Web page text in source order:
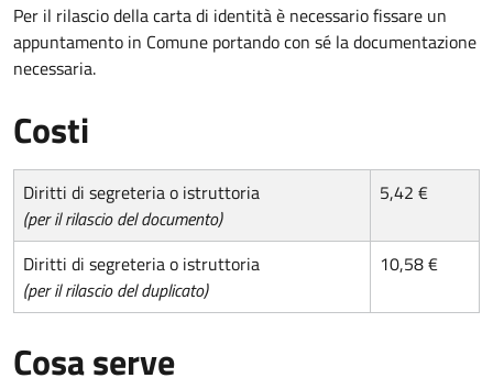
Per il rilascio della carta di identità è necessario fissare un
appuntamento in Comune portando con sé la documentazione
necessaria.
Costi
Diritti di segreteria o istruttoria
(per il rilascio del documento)
5,42 €
Diritti di segreteria o istruttoria
(per il rilascio del duplicato)
10,58 €
Cosa serve